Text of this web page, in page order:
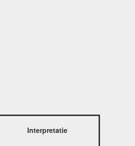
Interpretatie